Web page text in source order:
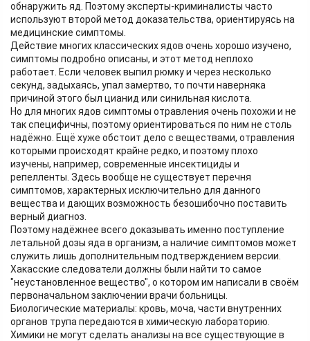
обнаружить яд. Поэтому эксперты-криминалисты часто
используют второй метод доказательства, ориентируясь на
медицинские симптомы.
Действие многих классических ядов очень хорошо изучено,
симптомы подробно описаны, и этот метод неплохо
работает. Если человек выпил рюмку и через несколько
секунд, задыхаясь, упал замертво, то почти наверняка
причиной этого был цианид или синильная кислота.
Но для многих ядов симптомы отравления очень похожи и не
так специфичны, поэтому ориентироваться по ним не столь
надёжно. Ещё хуже обстоит дело с веществами, отравления
которыми происходят крайне редко, и поэтому плохо
изучены, например, современные инсектициды и
репелленты. Здесь вообще не существует перечня
симптомов, характерных исключительно для данного
вещества и дающих возможность безошибочно поставить
верный диагноз.
Поэтому надёжнее всего доказывать именно поступление
летальной дозы яда в организм, а наличие симптомов может
служить лишь дополнительным подтверждением версии.
Хакасские следователи должны были найти то самое
"неустановленное вещество", о котором им написали в своём
первоначальном заключении врачи больницы.
Биологические материалы: кровь, моча, части внутренних
органов трупа передаются в химическую лабораторию.
Химики не могут сделать анализы на все существующие в